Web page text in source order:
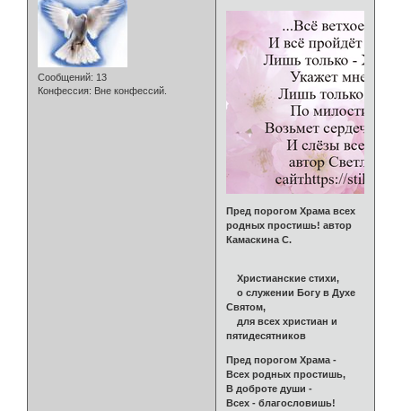
Сообщений: 13
Конфессия: Вне конфессий.
Пред порогом Храма всех
родных простишь! автор
Камаскина С.
Христианские стихи,
о служении Богу в Духе
Святом,
для всех христиан и
пятидесятников
Пред порогом Храма -
Всех родных простишь,
В доброте души -
Всех - благословишь!